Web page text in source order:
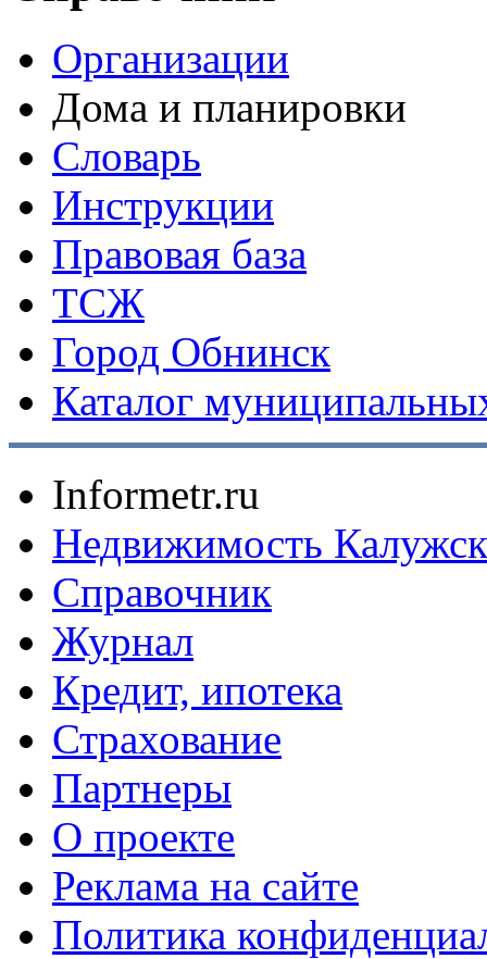
Организации
Дома и планировки
Словарь
Инструкции
Правовая база
ТСЖ
Город Обнинск
Каталог
Informetr.ru
Недвижимость
Справочник
Журнал
Кредит, ипотека
Страхование
Партнеры
O проекте
Реклама на сайте
Политика